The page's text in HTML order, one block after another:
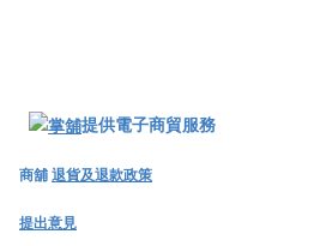
提供電子商貿服務
商舖退貨及退款政策
提出意見